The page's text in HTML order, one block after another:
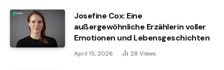
Josefine Cox: Eine
außergewöhnliche Erzählerin voller
Emotionen und Lebensgeschichten
April 15, 2026 28 Views